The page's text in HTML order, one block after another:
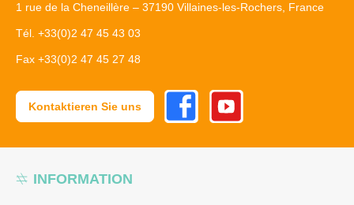
INFORMATION
1 rue de la Cheneillère – 37190 Villaines-les-Rochers, France
Tél. +33(0)2 47 45 43 03
Fax +33(0)2 47 45 27 48
Kontaktieren Sie uns
FacebookYoutube